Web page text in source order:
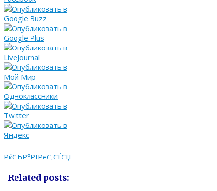
РќСЂР°РІРёС‚СЃСЏ
Related posts: